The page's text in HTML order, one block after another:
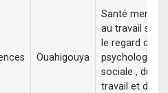
Ouahigouya
Santé mentale
au travail sous
le regard de la
psychologie
sociale , du
travail et des